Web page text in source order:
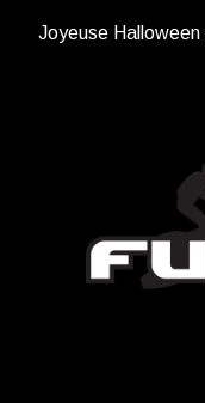
Joyeuse Halloween